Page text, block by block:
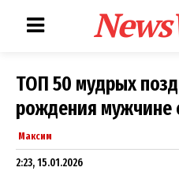
ТОП 50 мудрых
рождения мужчине
Максим
2:23, 15.01.2026